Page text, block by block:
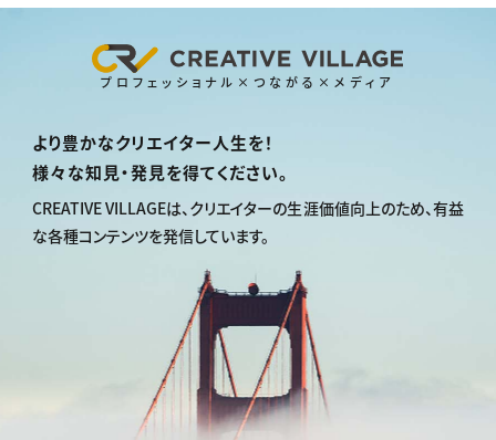
プロフェッショナル×つながる×メディア
より豊かなクリエイター人生を！
様々な知見・発見を得てください。
CREATIVE VILLAGEは、クリエイターの生涯価値向上のため、有益
な各種コンテンツを発信しています。